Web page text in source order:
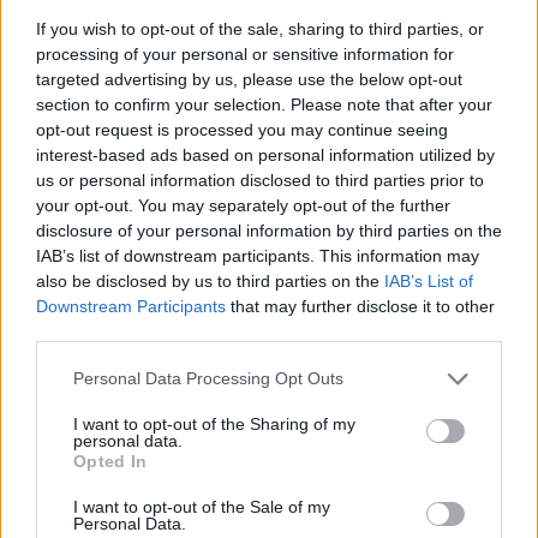
If you wish to opt-out of the sale, sharing to third parties, or
processing of your personal or sensitive information for
targeted advertising by us, please use the below opt-out
section to confirm your selection. Please note that after your
opt-out request is processed you may continue seeing
interest-based ads based on personal information utilized by
us or personal information disclosed to third parties prior to
your opt-out. You may separately opt-out of the further
disclosure of your personal information by third parties on the
IAB’s list of downstream participants. This information may
also be disclosed by us to third parties on the IAB’s List of
Downstream Participants that may further disclose it to other
Please note that this website/app uses one or more Google
not limited to your visit or usage behaviour. You may click to
grant or deny consent to Google and its third-party tags to
use your data for below specified purposes in below Google
consent section.
Personal Data Processing Opt Outs
I want to opt-out of the Sharing of my
personal data.
Opted In
I want to opt-out of the Sale of my
Personal Data.
a német gyártótól vásárolt
harckocsik továbbadását.
A döntést hetekig folytatott belső
egyeztetés és nyilvános vita előzte meg.
Mázli: Nem cél a harmadik
világháború kirobbantása
Andrij Melnyik ukrán külügyminiszter-
helyettes, korábbi berlini nagykövet az ntv
német hírtelevíziónak nyilatkozva
hangsúlyozta, hogy a védekezés támogatása